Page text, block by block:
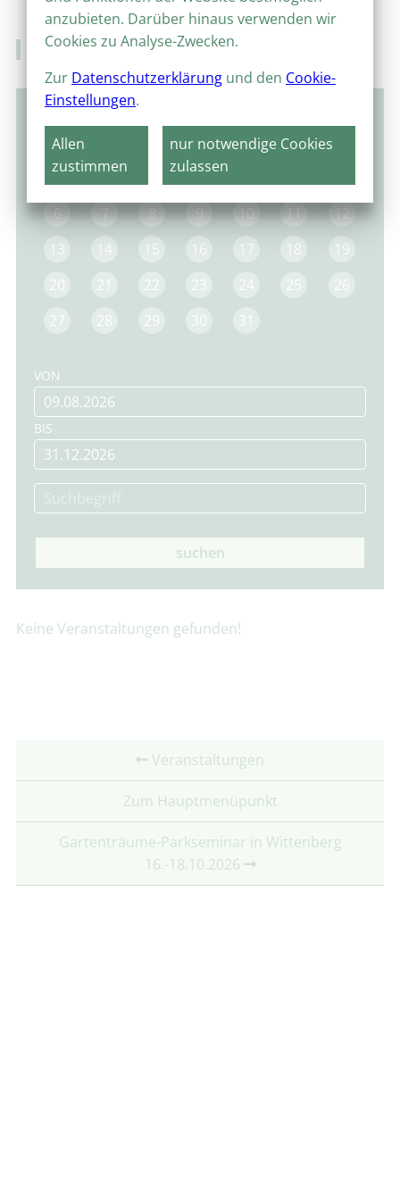
Veranstaltungskalender
MO DO FR SA
2
6
7 8 9 10 11
12
13
14 15 16 17 18
19
20
21 22 23 24 25
26
27
28 29 30 31
VON
BIS
suchen
Keine Veranstaltungen gefunden!
Veranstaltungen
Zum Hauptmenüpunkt
Gartenträume-Parkseminar in Wittenberg
16.-18.10.2026
anzubieten. Darüber hinaus verwenden wir
Cookies zu Analyse-Zwecken.
Zur Datenschutzerklärung und den Cookie-
Einstellungen.
Allen
zustimmen
nur notwendige Cookies
zulassen